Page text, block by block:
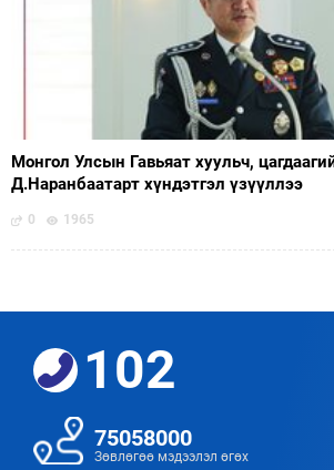
Монгол Улсын Гавьяат хуульч,
Д.Наранбаатарт хүндэтгэл үзүүллээ
0 1965
102
75058000
Зөвлөгөө мэдээлэл өгөх